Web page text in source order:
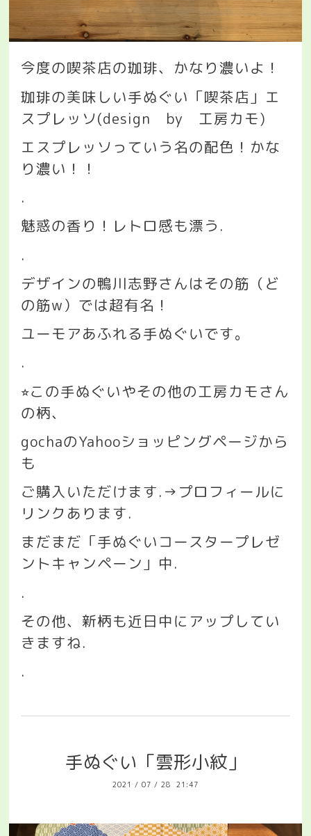
今度の喫茶店の珈琲、かなり濃いよ！
珈琲の美味しい手ぬぐい「喫茶店」エ
スプレッソ(design by 工房カモ)
エスプレッソっていう名の配色！かな
り濃い！！
.
魅惑の香り！レトロ感も漂う .
.
デザインの鴨川志野さんはその筋（ど
の筋w）では超有名！
ユーモアあふれる手ぬぐいです。
.
⭐︎この手ぬぐいやその他の工房カモさん
の柄、
gochaのYahooショッピングページから
も
ご購入いただけます.→ プロフィールに
リンクあります.
まだまだ「手ぬぐいコースタープレゼ
ントキャンペーン」中.
.
その他、新柄も近日中にアップしてい
きますね.
.
手ぬぐい「雲形小紋」
2021 / 07 / 28 21:47